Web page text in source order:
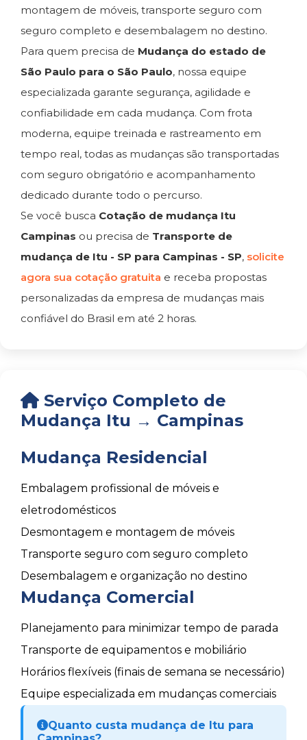
montagem de móveis, transporte seguro com
seguro completo e desembalagem no destino.
Para quem precisa de Mudança do estado de
São Paulo para o São Paulo, nossa equipe
especializada garante segurança, agilidade e
confiabilidade em cada mudança. Com frota
moderna, equipe treinada e rastreamento em
tempo real, todas as mudanças são transportadas
com seguro obrigatório e acompanhamento
dedicado durante todo o percurso.
Se você busca Cotação de mudança Itu
Campinas ou precisa de Transporte de
mudança de Itu - SP para Campinas - SP, solicite
agora sua cotação gratuita e receba propostas
personalizadas da empresa de mudanças mais
confiável do Brasil em até 2 horas.
Serviço Completo de
Mudança Itu → Campinas
Mudança Residencial
Embalagem profissional de móveis e
eletrodomésticos
Desmontagem e montagem de móveis
Transporte seguro com seguro completo
Desembalagem e organização no destino
Mudança Comercial
Planejamento para minimizar tempo de parada
Transporte de equipamentos e mobiliário
Horários flexíveis (finais de semana se necessário)
Equipe especializada em mudanças comerciais
Quanto custa mudança de Itu para